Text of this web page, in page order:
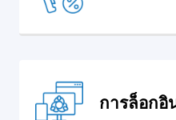
การล็อกอิ